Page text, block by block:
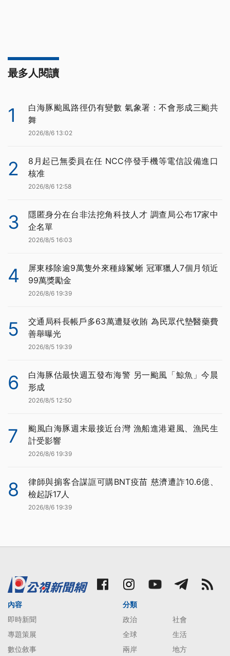
最多人閱讀
1
白海豚颱風路徑仍有變數 氣象署：不會形成三颱共
舞
2026/8/6 13:02
2
8月起已無委員在任 NCC停發手機等電信設備進口
核准
2026/8/6 12:58
3
隱匿身分在台非法挖角科技人才 調查局公布17家中
企名單
2026/8/5 16:03
4
屏東移除逾9萬隻外來種綠鬣蜥 冠軍獵人7個月領近
99萬獎勵金
2026/8/6 19:39
5
交通局科長帳戶多63萬遭疑收賄 為民眾代墊醫藥費
善舉曝光
2026/8/5 19:39
6
白海豚估最快週五發布海警 另一颱風「鯨魚」今晨
形成
2026/8/5 12:50
7
颱風白海豚週末最接近台灣 漁船進港避風、漁民生
計受影響
2026/8/6 19:39
8
律師與掮客合謀誆可購BNT疫苗 慈濟遭詐10.6億、
檢起訴17人
2026/8/6 19:39
內容
即時新聞
專題策展
數位敘事
分類
政治
社會
全球
生活
兩岸
地方